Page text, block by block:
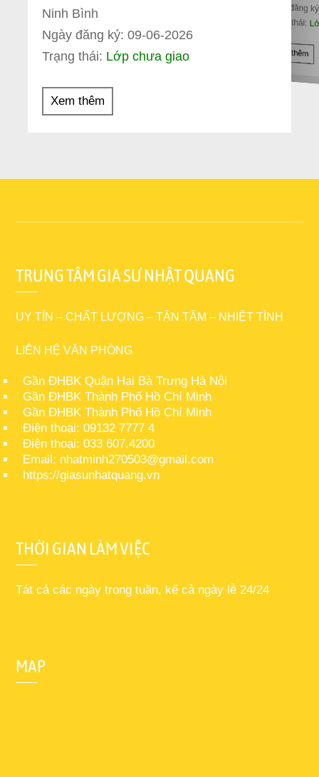
Ninh Bình
Ngày đăng ký: 09-06-2026
Trạng thái: Lớp chưa giao
Xem thêm
Ngày đăng
Trạng thái:
Xem thêm
TRUNG TÂM GIA SƯ NHẬT QUANG
UY TÍN – CHẤT LƯỢNG – TẬN TÂM – NHIỆT TÌNH
LIÊN HỆ VĂN PHÒNG
Gần ĐHBK Quận Hai Bà Trưng Hà Nội
Gần ĐHBK Thành Phố Hồ Chí Minh
Gần ĐHBK Thành Phố Hồ Chí Minh
Điện thoại: 09132 7777 4
Điện thoại: 033 607.4200
Email: nhatminh270503@gmail.com
https://giasunhatquang.vn
THỜI GIAN LÀM VIỆC
Tát cả các ngày trong tuần, kể cả ngày lễ 24/24
MAP